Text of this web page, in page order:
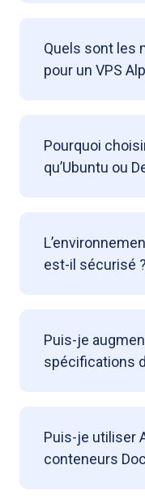
Quels sont les
pour un VPS
Pourquoi
qu’Ubuntu ou
est-il sécurisé ?
Puis-je
spécifications
Puis-je utiliser
conteneurs